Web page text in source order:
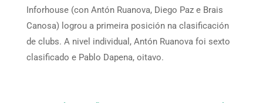
Inforhouse (con Antón Ruanova, Diego Paz e Brais
Canosa) logrou a primeira posición na clasificación
de clubs. A nivel individual, Antón Ruanova foi sexto
clasificado e Pablo Dapena, oitavo.